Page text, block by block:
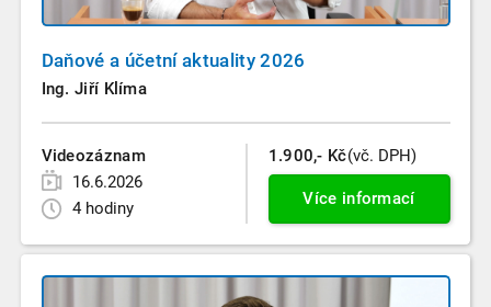
Daňové a účetní aktuality 2026
Ing. Jiří Klíma
Videozáznam
16.6.2026
4 hodiny
1.900,- Kč(vč. DPH)
Více informací